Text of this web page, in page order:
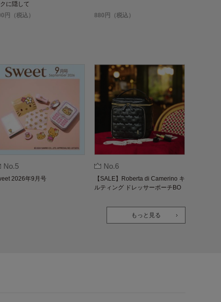
に隠して
円（税込）
880円（税込）
No.5
2026年9月号
No.6
【SALE】Roberta di Camerino キ
ルティング ドレッサーポーチBO
もっと見る